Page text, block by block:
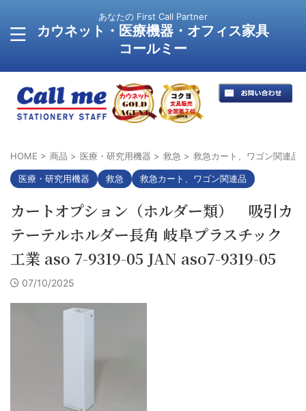
あなたの First Call Partner
カウネット・医療機器・オフィス家具
コールミー
HOME > 商品 > 医療・研究用機器 > 救急 > 救急カート、ワゴン関連品
医療・研究用機器 救急 救急カート、ワゴン関連品
カートオプション（ホルダー類） 吸引カ
テーテルホルダー長角 岐阜プラスチック
工業 aso 7-9319-05 JAN aso7-9319-05
07/10/2025